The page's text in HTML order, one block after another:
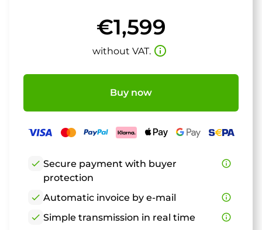
€1,599
without VAT. info_outline
Buy now
check Secure payment with buyer
protection
info_outline
check Automatic invoice by e-mail
info_outline
check Simple transmission in real time info_outline